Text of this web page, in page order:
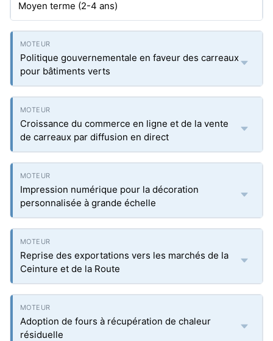
Moyen terme (2-4 ans)
Politique gouvernementale en faveur des carreaux
pour bâtiments verts
Croissance du commerce en ligne et de la vente
de carreaux par diffusion en direct
Impression numérique pour la décoration
personnalisée à grande échelle
Reprise des exportations vers les marchés de la
Ceinture et de la Route
Adoption de fours à récupération de chaleur
résiduelle